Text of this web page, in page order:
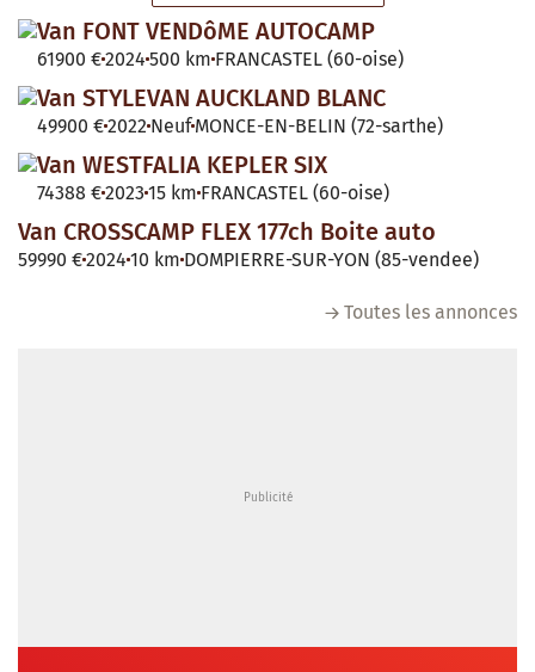
Van FONT VENDôME AUTOCAMP
61900 €2024 500 km FRANCASTEL (60-oise)
Van STYLEVAN AUCKLAND BLANC
49900 €2022 Neuf MONCE-EN-BELIN (72-sarthe)
Van WESTFALIA KEPLER SIX
74388 €2023 15 km FRANCASTEL (60-oise)
Van CROSSCAMP FLEX 177ch Boite auto
59990 €2024 10 km DOMPIERRE-SUR-YON (85-vendee)
Toutes les annonces